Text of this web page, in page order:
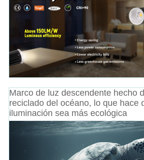
Marco de luz descendente hecho
reciclado del océano, lo que hace
iluminación sea más ecológica